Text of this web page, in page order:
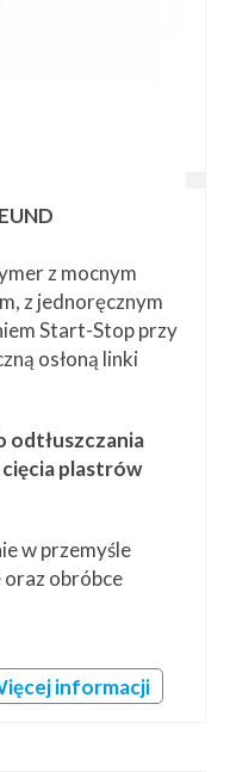
z mocnym
z jednoręcznym
Start-Stop przy
osłoną linki
odtłuszczania
cięcia plastrów
w przemyśle
obróbce
informacji